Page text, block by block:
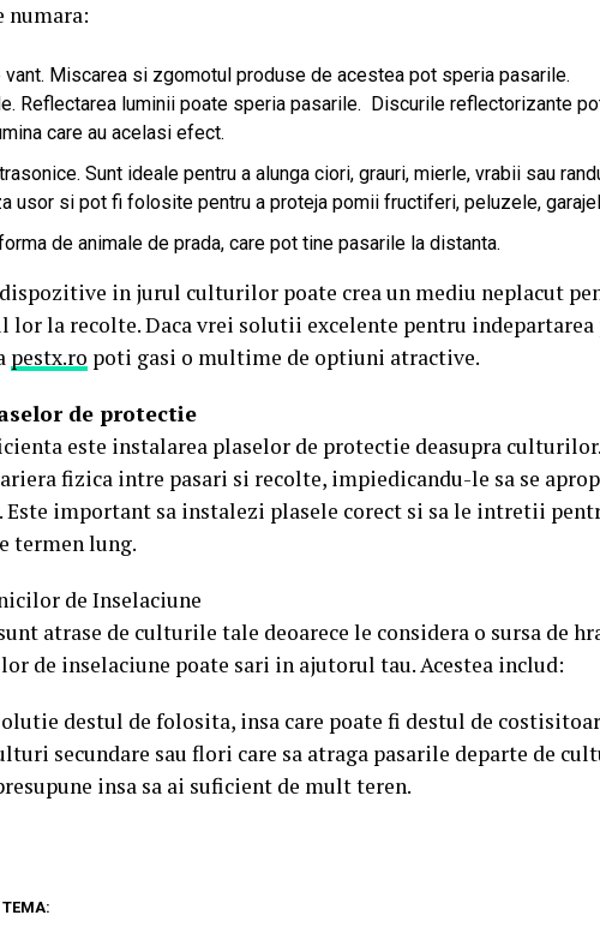
numara:
Miscarea si zgomotul produse de acestea pot speria pasarile.
Reflectarea luminii poate speria pasarile. Discurile reflectorizante
care au acelasi efect.
Sunt ideale pentru a alunga ciori, grauri, mierle, vrabii sau
usor si pot fi folosite pentru a proteja pomii fructiferi, peluzele,
de animale de prada, care pot tine pasarile la distanta.
dispozitive in jurul culturilor poate crea un mediu neplacut
lor la recolte. Daca vrei solutii excelente pentru indepartarea
pestx.ro poti gasi o multime de optiuni atractive.
de protectie
este instalarea plaselor de protectie deasupra
fizica intre pasari si recolte, impiedicandu-le sa se
Este important sa instalezi plasele corect si sa le intretii
termen lung.
de Inselaciune
atrase de culturile tale deoarece le considera o sursa de
de inselaciune poate sari in ajutorul tau. Acestea includ:
destul de folosita, insa care poate fi destul de
secundare sau flori care sa atraga pasarile departe de
insa sa ai suficient de mult teren.
TEMA: